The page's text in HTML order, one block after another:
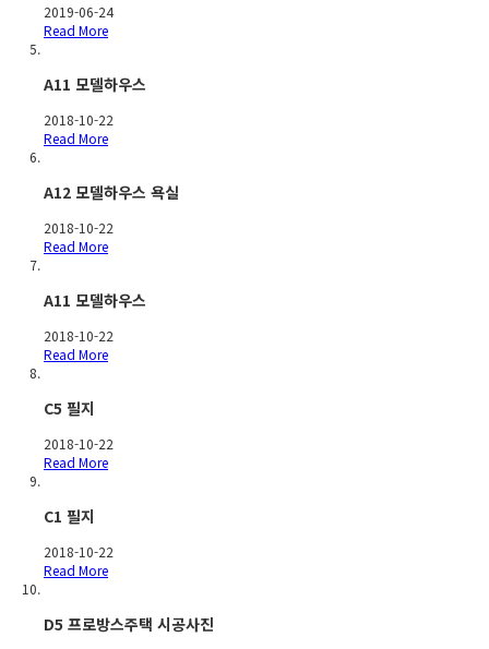
2019-06-24
Read More
A11 모델하우스
2018-10-22
Read More
A12 모델하우스 욕실
2018-10-22
Read More
A11 모델하우스
2018-10-22
Read More
C5 필지
2018-10-22
Read More
C1 필지
2018-10-22
Read More
D5 프로방스주택 시공사진